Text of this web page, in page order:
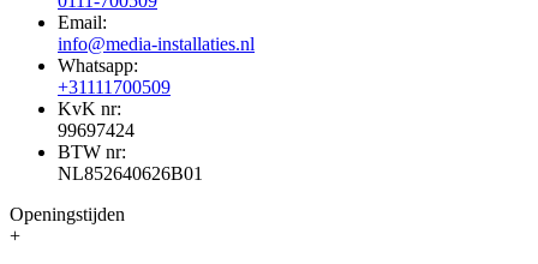
Email:
info@media-installaties.nl
Whatsapp:
+31111700509
KvK nr:
99697424
BTW nr:
NL852640626B01
Openingstijden
+